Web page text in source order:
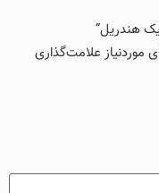
هندریل”
علامت‌گذاری